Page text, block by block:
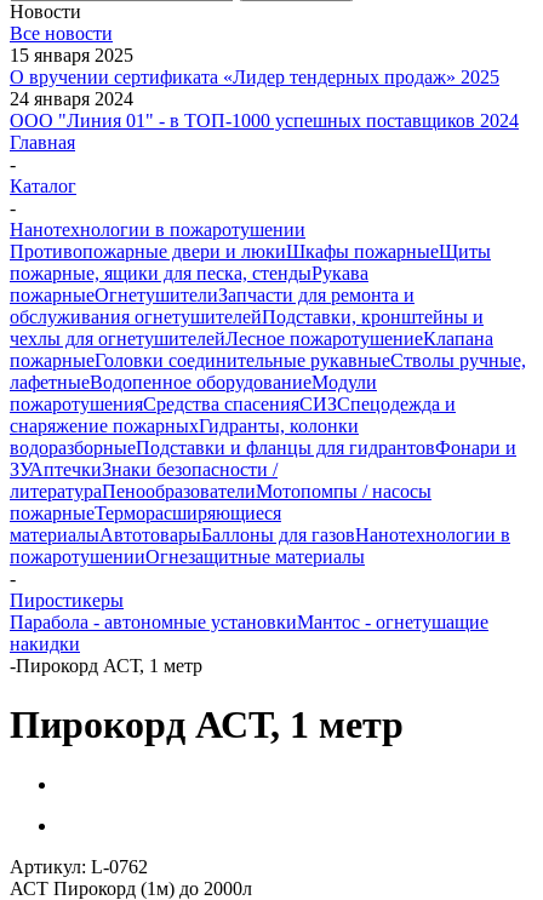
Новости
Все новости
15 января 2025
О вручении сертификата «Лидер тендерных продаж» 2025
24 января 2024
ООО "Линия 01" - в ТОП-1000 успешных поставщиков 2024
Главная
-
Каталог
-
Нанотехнологии в пожаротушении
Противопожарные двери и люкиШкафы пожарныеЩиты
пожарные, ящики для песка, стендыРукава
пожарныеОгнетушителиЗапчасти для ремонта и
обслуживания огнетушителейПодставки, кронштейны и
чехлы для огнетушителейЛесное пожаротушениеКлапана
пожарныеГоловки соединительные рукавныеСтволы ручные,
лафетныеВодопенное оборудованиеМодули
пожаротушенияСредства спасенияСИЗСпецодежда и
снаряжение пожарныхГидранты, колонки
водоразборныеПодставки и фланцы для гидрантовФонари и
ЗУАптечкиЗнаки безопасности /
литератураПенообразователиМотопомпы / насосы
пожарныеТерморасширяющиеся
материалыАвтотоварыБаллоны для газовНанотехнологии в
пожаротушенииОгнезащитные материалы
-
Пиростикеры
Парабола - автономные установкиМантос - огнетушащие
накидки
-Пирокорд АСТ, 1 метр
Пирокорд АСТ, 1 метр
Артикул: L-0762
АСТ Пирокорд (1м) до 2000л